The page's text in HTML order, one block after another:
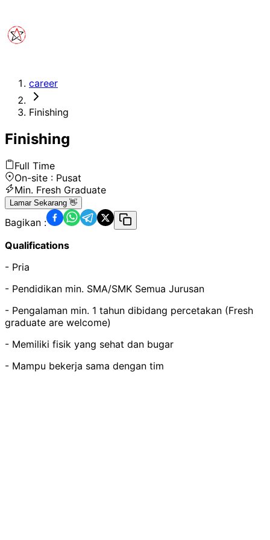
career
Finishing
Finishing
Full Time
On-site : Pusat
Min. Fresh Graduate
Lamar Sekarang 👋
Bagikan :
Qualifications
- Pria
- Pendidikan min. SMA/SMK Semua Jurusan
- Pengalaman min. 1 tahun dibidang percetakan (Fresh
graduate are welcome)
- Memiliki fisik yang sehat dan bugar
- Mampu bekerja sama dengan tim